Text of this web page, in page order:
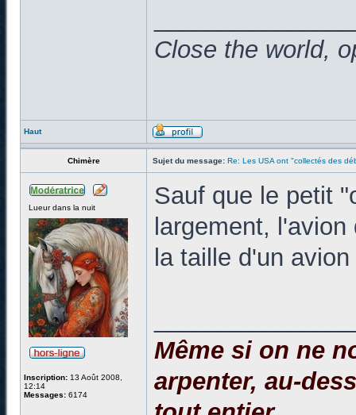
Close the world,
Haut
Chimère Sujet du message: Re: Les USA ont "collectés des
Lueur dans la nuit
Inscription: 13 Août 2008,
12:14
Messages: 6174
Sauf que le petit
largement,
la taille d'un
Même si on ne
arpenter, au-